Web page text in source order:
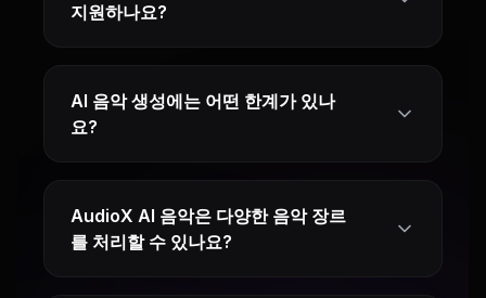
지원하나요?
AI 음악 생성에는 어떤 한계가 있나
요?
AudioX AI 음악은 다양한 음악 장르
를 처리할 수 있나요?